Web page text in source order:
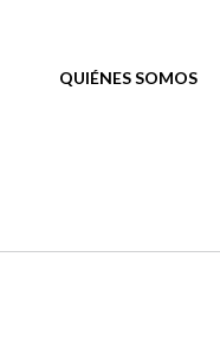
MAIN MENU
QUIÉNES SOMOS